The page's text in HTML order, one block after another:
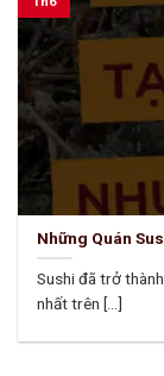
Những Quán
Sushi đã trở
nhất trên [...]